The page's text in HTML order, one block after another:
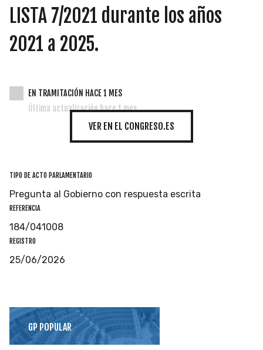
TEMÁTICAS
LISTA 7/2021 durante los años
2021 a 2025.
EN TRAMITACIÓN HACE 1 MES
Última actualización hace 1 mes
VER EN EL CONGRESO.ES
TIPO DE ACTO PARLAMENTARIO
Pregunta al Gobierno con respuesta escrita
REFERENCIA
184/041008
REGISTRO
25/06/2026
GP POPULAR